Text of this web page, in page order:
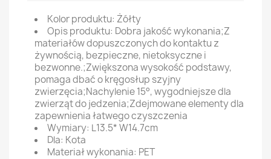
Kolor produktu: Żółty
Opis produktu: Dobra jakość wykonania;Z
materiałów dopuszczonych do kontaktu z
żywnością, bezpieczne, nietoksyczne i
bezwonne.;Zwiększona wysokość podstawy,
pomaga dbać o kręgosłup szyjny
zwierzęcia;Nachylenie 15°, wygodniejsze dla
zwierząt do jedzenia;Zdejmowane elementy dla
zapewnienia łatwego czyszczenia
Wymiary: L13.5* W14.7cm
Dla: Kota
Materiał wykonania: PET